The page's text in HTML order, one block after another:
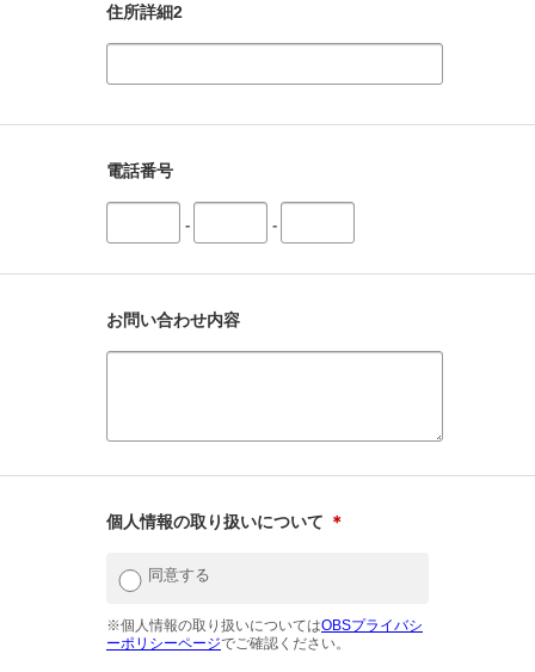
住所詳細2
電話番号
- -
お問い合わせ内容
個人情報の取り扱いについて ＊
同意する
※個人情報の取り扱いについてはOBSプライバシ
ーポリシーページでご確認ください。